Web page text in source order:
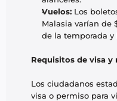
Vuelos: Los
Malasia varían de
de la temporada y
Requisitos de visa y
Los ciudadanos
visa o permiso para